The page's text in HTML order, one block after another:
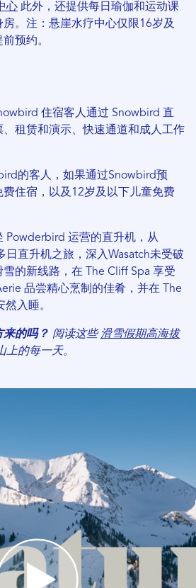
心 此外，还提供每日瑜伽和运动课
。注：悬崖水疗中心仅限16岁及
预约。
住宿客人通过 Snowbird 直
租赁和演示、快速通道和成人工作
的客人，如果通过Snowbird预
住宿，以及12岁及以下儿童免费
Powderbird 运营的直升机，从
日直升机之旅，深入Wasatch未受破
的新线路，在 The Cliff Spa 享受
品尝精心烹制的佳肴，并在 The
入睡。
来的吗？ 阅读这些滑雪假期高海拔
的每一天。